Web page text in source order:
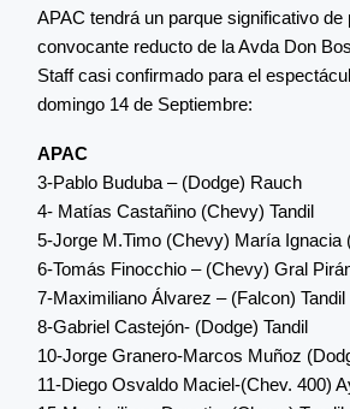
APAC tendrá un parque significativo de
convocante reducto de la Avda Don
Staff casi confirmado para el
domingo 14 de Septiembre:
APAC
3-Pablo Buduba – (Dodge) Rauch
4- Matías Castañino (Chevy) Tandil
5-Jorge M.Timo (Chevy) María Ignacia
6-Tomás Finocchio – (Chevy) Gral
7-Maximiliano Álvarez – (Falcon) Tandil
8-Gabriel Castejón- (Dodge) Tandil
10-Jorge Granero-Marcos Muñoz
11-Diego Osvaldo Maciel-(Chev. 400)